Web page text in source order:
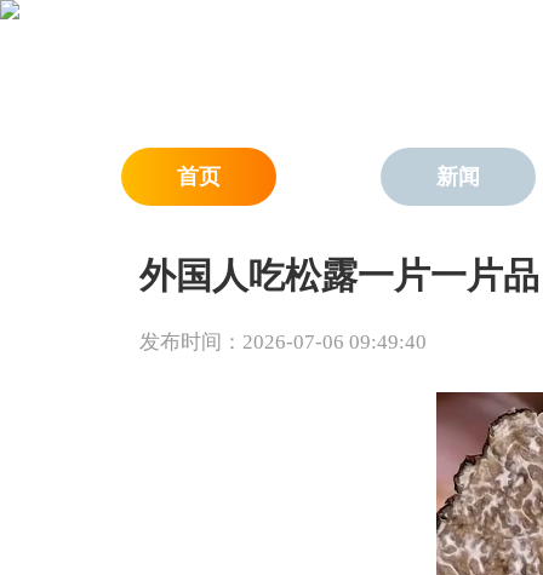
首页 新闻
外国人吃松露一片一片
发布时间：2026-07-06 09:49:40